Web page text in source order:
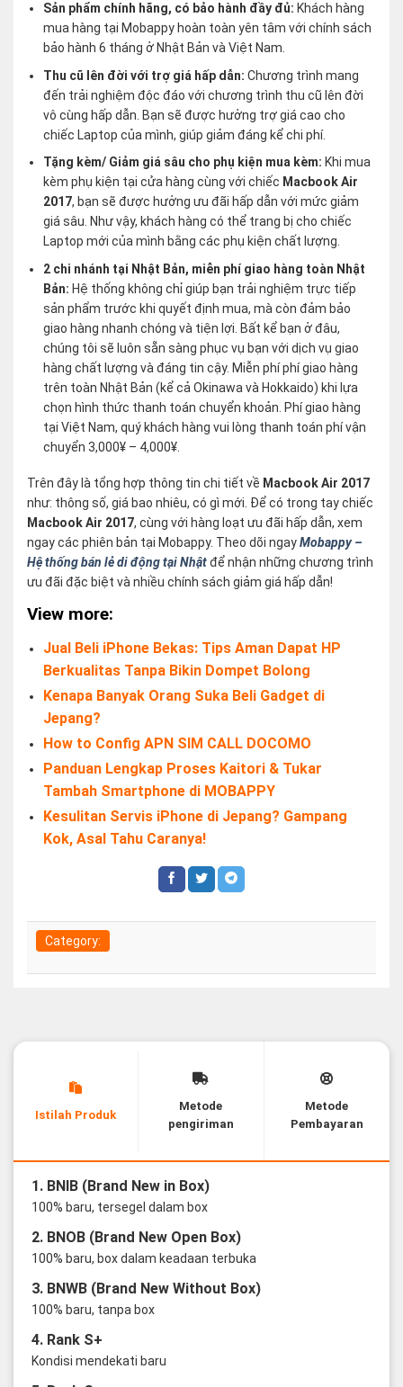
Sản phẩm chính hãng, có bảo hành đầy đủ: Khách hàng
mua hàng tại Mobappy hoàn toàn yên tâm với chính sách
bảo hành 6 tháng ở Nhật Bản và Việt Nam.
Thu cũ lên đời với trợ giá hấp dẫn:Chương trình mang
đến trải nghiệm độc đáo với chương trình thu cũ lên đời
vô cùng hấp dẫn. Bạn sẽ được hưởng trợ giá cao cho
chiếc Laptop của mình, giúp giảm đáng kể chi phí.
Tặng kèm/ Giảm giá sâu cho phụ kiện mua kèm: Khi mua
kèm phụ kiện tại cửa hàng cùng với chiếc Macbook Air
2017, bạn sẽ được hưởng ưu đãi hấp dẫn với mức giảm
giá sâu. Như vậy, khách hàng có thể trang bị cho chiếc
Laptop mới của mình bằng các phụ kiện chất lượng.
2 chi nhánh tại Nhật Bản, miễn phí giao hàng toàn Nhật
Bản:Hệ thống không chỉ giúp bạn trải nghiệm trực tiếp
sản phẩm trước khi quyết định mua, mà còn đảm bảo
giao hàng nhanh chóng và tiện lợi. Bất kể bạn ở đâu,
chúng tôi sẽ luôn sẵn sàng phục vụ bạn với dịch vụ giao
hàng chất lượng và đáng tin cậy. Miễn phí phí giao hàng
trên toàn Nhật Bản (kể cả Okinawa và Hokkaido) khi lựa
chọn hình thức thanh toán chuyển khoản. Phí giao hàng
tại Việt Nam, quý khách hàng vui lòng thanh toán phí vận
chuyển 3,000¥ – 4,000¥.
Trên đây là tổng hợp thông tin chi tiết về Macbook Air 2017
như: thông số, giá bao nhiêu, có gì mới. Để có trong tay chiếc
Macbook Air 2017, cùng với hàng loạt ưu đãi hấp dẫn, xem
ngay các phiên bản tại Mobappy. Theo dõi ngayMobappy –
Hệ thống bán lẻ di động tại Nhậtđể nhận những chương trình
ưu đãi đặc biệt và nhiều chính sách giảm giá hấp dẫn!
View more:
Jual Beli iPhone Bekas: Tips Aman Dapat HP
Berkualitas Tanpa Bikin Dompet Bolong
Kenapa Banyak Orang Suka Beli Gadget di
Jepang?
How to Config APN SIM CALL DOCOMO
Panduan Lengkap Proses Kaitori & Tukar
Tambah Smartphone di MOBAPPY
Kesulitan Servis iPhone di Jepang? Gampang
Kok, Asal Tahu Caranya!
Category:
Istilah Produk
Metode
pengiriman
Metode
Pembayaran
1. BNIB (Brand New in Box)
100% baru, tersegel dalam box
2. BNOB (Brand New Open Box)
100% baru, box dalam keadaan terbuka
3. BNWB (Brand New Without Box)
100% baru, tanpa box
4. Rank S+
Kondisi mendekati baru